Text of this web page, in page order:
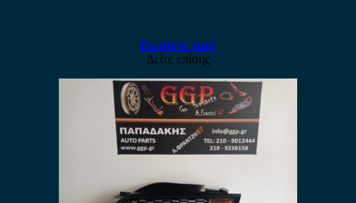
Ρωτήστε τιμή
Δείτε επίσης